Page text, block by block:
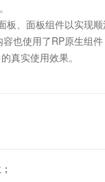
板、面板组件以实现顺
容也使用了RP原生组
真实使用效果。